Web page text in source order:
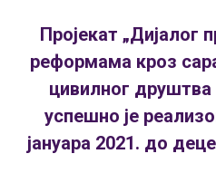
Пројекат
реформама кроз
цивилног друштва
успешно је
јануара 2021. до